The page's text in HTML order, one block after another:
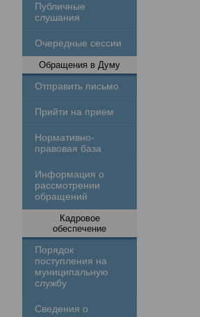
Публичные
слушания
Очередные сессии
Обращения в Думу
Отправить письмо
Прийти на прием
Нормативно-
правовая база
Информация о
рассмотрении
обращений
Кадровое
обеспечение
Порядок
поступления на
муниципальную
службу
Сведения о